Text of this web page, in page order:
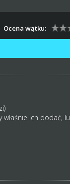
Ocena wątku:
ich dodać,